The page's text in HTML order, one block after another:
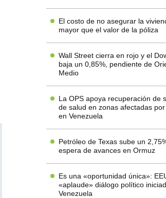
El costo de no asegurar la
mayor que el valor de la póliza
Wall Street cierra en rojo y el
baja un 0,85%, pendiente de
Medio
La OPS apoya recuperación de
de salud en zonas afectadas
en Venezuela
Petróleo de Texas sube un
espera de avances en Ormuz
Es una «oportunidad única»:
«aplaude» diálogo político
Venezuela